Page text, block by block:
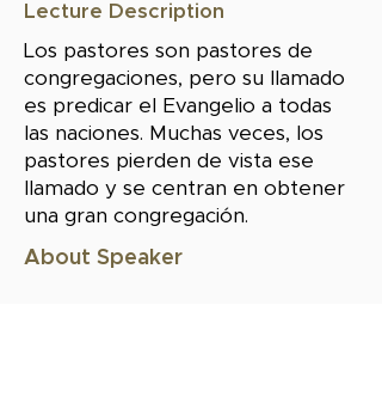
Lecture Description
Los pastores son pastores de
congregaciones, pero su llamado
es predicar el Evangelio a todas
las naciones. Muchas veces, los
pastores pierden de vista ese
llamado y se centran en obtener
una gran congregación.
About Speaker